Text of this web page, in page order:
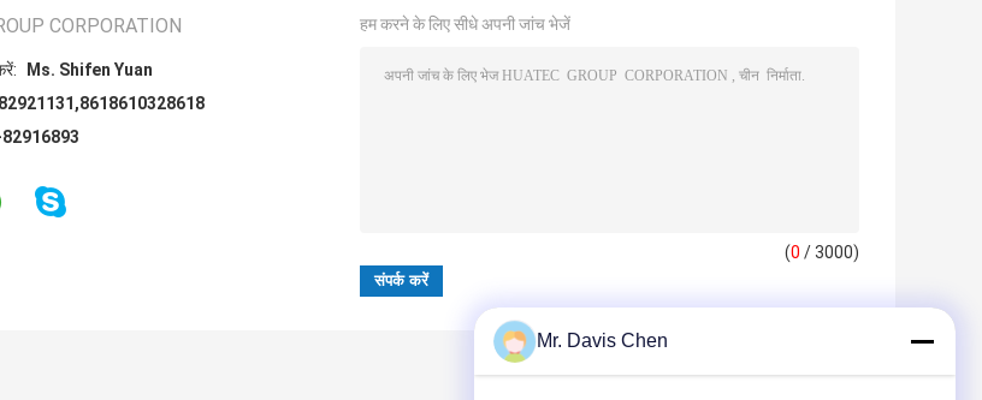
CORPORATION
Ms. Shifen Yuan
हम करने के लिए सीधे अपनी जांच भेजें
(0 / 3000)
Mr. Davis Chen